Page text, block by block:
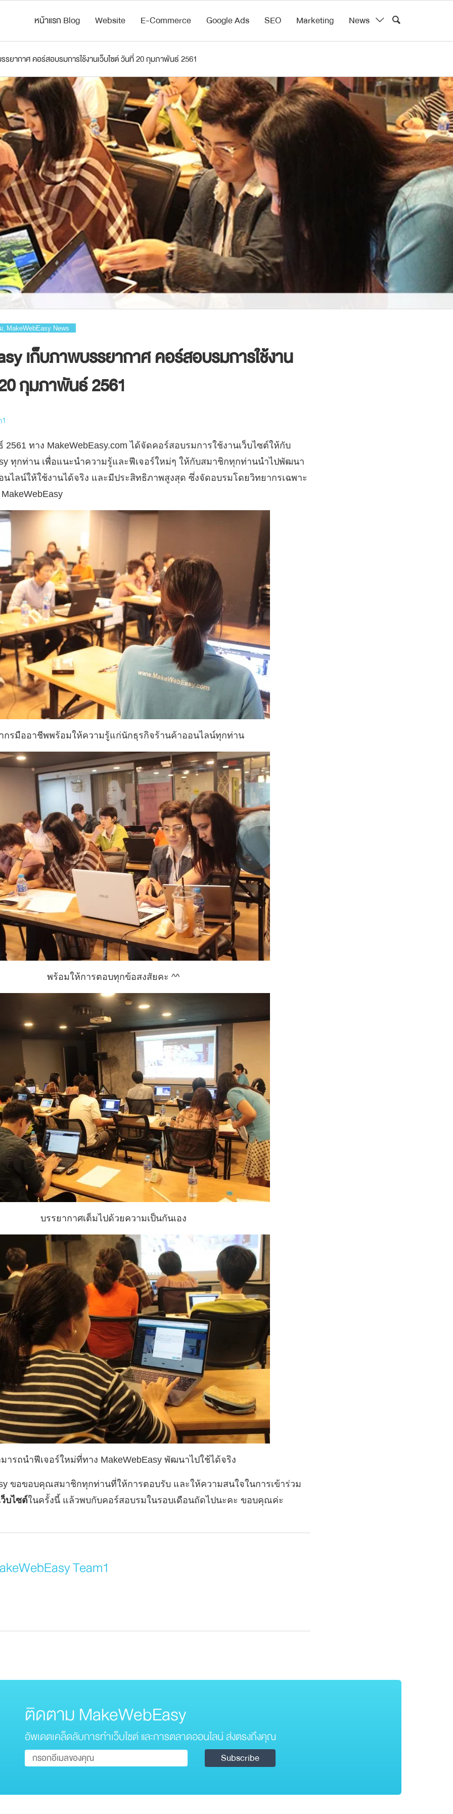
หน้าแรก Blog Website E-Commerce Google Ads SEO Marketing News
ยากาศ คอร์สอบรมการใช้งานเว็บไซต์ วันที่ 20 กุมภาพันธ์ 2561
MakeWebEasy News
เก็บภาพบรรยากาศ คอร์สอบรมการใช้งาน
กุมภาพันธ์ 2561
ทาง MakeWebEasy.com ได้จัดคอร์สอบรมการใช้งานเว็บไซต์ให้กับ
ทุกท่าน เพื่อแนะนำความรู้และฟีเจอร์ใหม่ๆ ให้กับสมาชิกทุกท่านนำไปพัฒนา
นไลน์ให้ใช้งานได้จริง และมีประสิทธิภาพสูงสุด ซึ่งจัดอบรมโดยวิทยากรเฉพาะ
กรมืออาชีพพร้อมให้ความรู้แก่นักธุรกิจร้านค้าออนไลน์ทุกท่าน
พร้อมให้การตอบทุกข้อสงสัยคะ ^^
บรรยากาศเต็มไปด้วยความเป็นกันเอง
ารถนำฟีเจอร์ใหม่ที่ทาง MakeWebEasy พัฒนาไปใช้ได้จริง
ขอขอบคุณสมาชิกทุกท่านที่ให้การตอบรับ และให้ความสนใจในการเข้าร่วม
บไซต์ในครั้งนี้ แล้วพบกับคอร์สอบรมในรอบเดือนถัดไปนะคะ ขอบคุณค่ะ
Team1
ติดตาม MakeWebEasy
อัพเดตเคล็ดลับการทำเว็บไซต์ และการตลาดออนไลน์ ส่งตรงถึงคุณ